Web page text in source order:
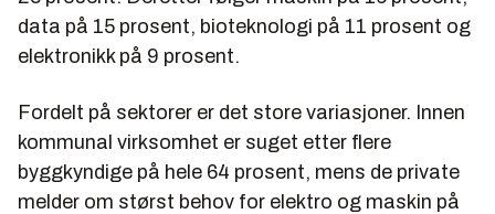
data på 15 prosent, bioteknologi på 11 prosent og
elektronikk på 9 prosent.
Fordelt på sektorer er det store variasjoner. Innen
kommunal virksomhet er suget etter flere
byggkyndige på hele 64 prosent, mens de private
melder om størst behov for elektro og maskin på